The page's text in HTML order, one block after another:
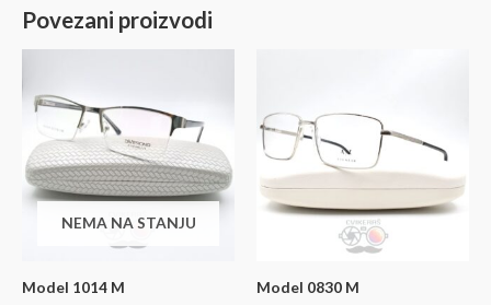
Povezani proizvodi
NEMA NA STANJU
Model 1014 M Model 0830 M